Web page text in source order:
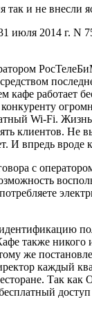
и не
июля 2014 г. N
работает
Wi-Fi.
клиентов. Не
впредь вроде
с
также никого
же
каждый
Так